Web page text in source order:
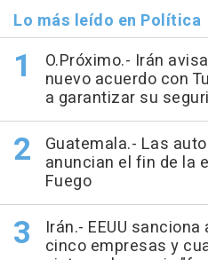
Lo más leído en Política
O.Próximo.- Irán
nuevo acuerdo con
a garantizar su
Guatemala.- Las
anuncian el fin de la
Fuego
Irán.- EEUU
cinco empresas y